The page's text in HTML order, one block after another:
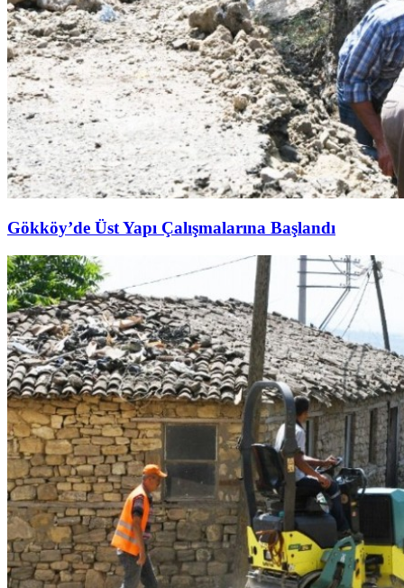
Gökköy’de Üst Yapı Çalışmalarına Başlandı